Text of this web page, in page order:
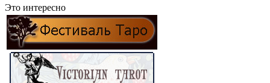
Это интересно